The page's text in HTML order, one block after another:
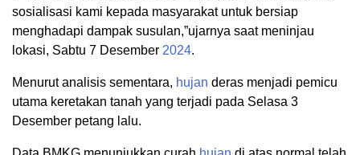
sosialisasi kami kepada masyarakat untuk bersiap
menghadapi dampak susulan,”ujarnya saat meninjau
lokasi, Sabtu 7 Desember 2024.
Menurut analisis sementara, hujan deras menjadi pemicu
utama keretakan tanah yang terjadi pada Selasa 3
Desember petang lalu.